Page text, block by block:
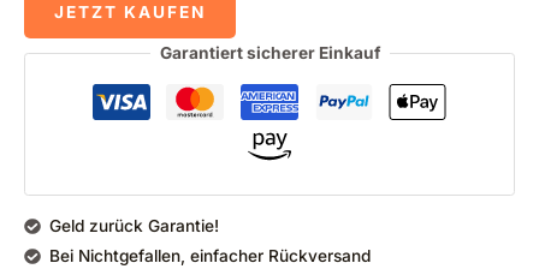
JETZT KAUFEN
Garantiert sicherer Einkauf
Geld zurück Garantie!
Bei Nichtgefallen, einfacher Rückversand